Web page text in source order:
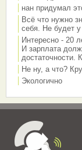
нан придумал
Всё что нужно
себя. Не будет у
Интересно - 20
И зарплата
достаточности.
Не ну, а что?
Экологично